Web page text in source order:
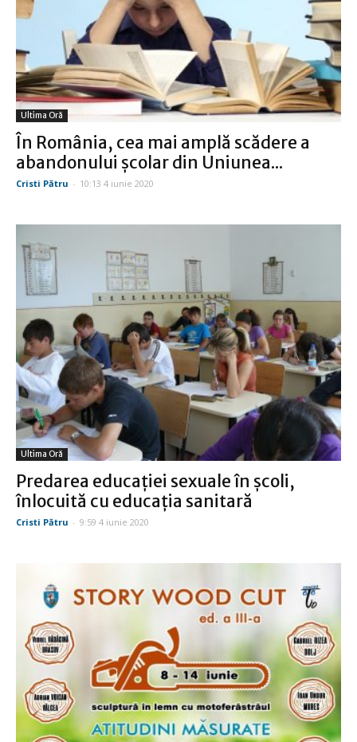
Ultima Oră
În România, cea mai amplă scădere a
abandonului şcolar din Uniunea...
Cristi Pătru - 10:13 4 iunie 2020
Ultima Oră
Predarea educaţiei sexuale în şcoli,
înlocuită cu educaţia sanitară
Cristi Pătru - 9:59 4 iunie 2020